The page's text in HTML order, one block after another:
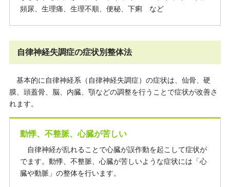
頻尿、生理痛、生理不順、便秘、下痢 など
自律神経失調症の症状別整体法
基本的に自律神経系（自律神経失調症）の症状は、仙骨、硬
膜、頭蓋骨、脳、内臓、顎などの調整を行うことで症状が改善さ
れます。
動悸、不整脈、心臓が苦しい
自律神経が乱れることで心臓が誤作動を起こして症状が
でます。動悸、不整脈、心臓が苦しいような症状には「心
臓や動脈」の整体を行います。